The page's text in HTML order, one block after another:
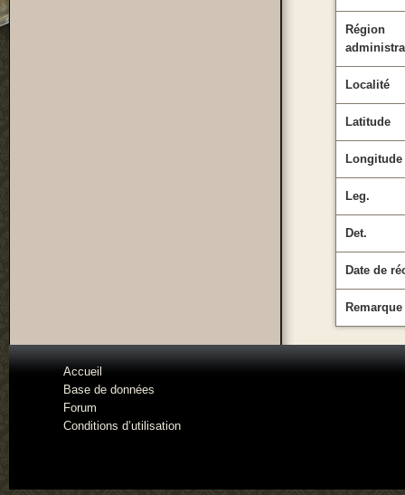
Région
Localité
Latitude
Longitude
Leg.
Det.
Date de
Remarque
Accueil
Base de données
Forum
Conditions d’utilisation